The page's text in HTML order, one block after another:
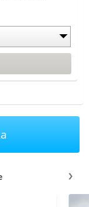
pre deti